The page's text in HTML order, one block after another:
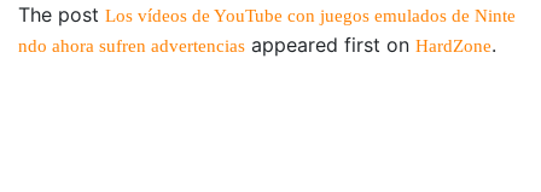
The post Los vídeos de YouTube con juegos emulados de Ninte
ndo ahora sufren advertencias appeared first on HardZone.